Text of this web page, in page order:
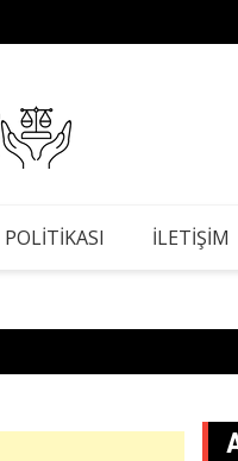
POLITIKASI İLETIŞIM